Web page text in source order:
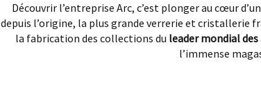
Découvrir l’entreprise Arc, c’est plonger au cœur d’un
depuis l’origine, la plus grande verrerie et cristallerie
la fabrication des collections du leader mondial
l’immense